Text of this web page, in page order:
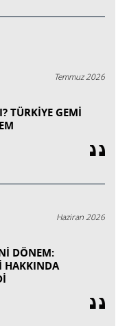
Temmuz 2026
TÜRKIYE GEMI
Haziran 2026
DÖNEM:
HAKKINDA